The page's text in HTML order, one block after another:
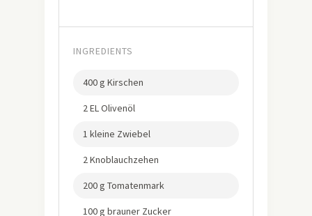
INGREDIENTS
400 g Kirschen
2 EL Olivenöl
1 kleine Zwiebel
2 Knoblauchzehen
200 g Tomatenmark
100 g brauner Zucker